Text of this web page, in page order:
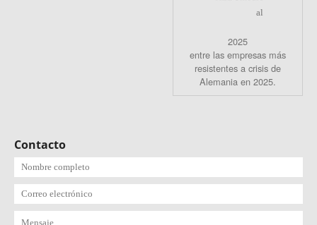
2025
entre las empresas más
resistentes a crisis de
Alemania en 2025.
Contacto